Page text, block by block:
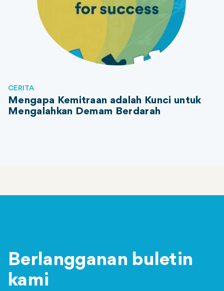
CERITA
Mengapa Kemitraan adalah Kunci untuk
Mengalahkan Demam Berdarah
Berlangganan buletin
kami